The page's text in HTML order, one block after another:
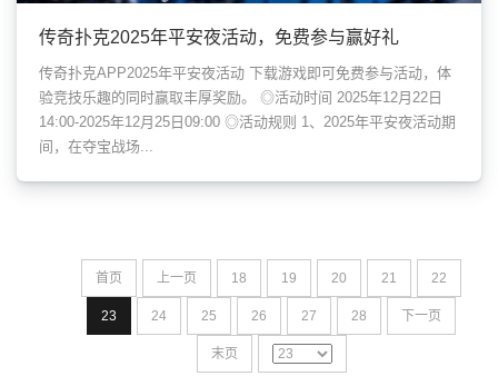
传奇扑克2025年平安夜活动，免费参与赢好礼
传奇扑克APP2025年平安夜活动 下载游戏即可免费参与活动，体
验竞技乐趣的同时赢取丰厚奖励。 ◎活动时间 2025年12月22日
14:00-2025年12月25日09:00 ◎活动规则 1、2025年平安夜活动期
间，在夺宝战场...
首页 上一页 18 19 20 21 22
23 24 25 26 27 28 下一页
末页